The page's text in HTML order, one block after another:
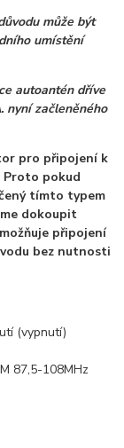
může být
umístění
autoantén dříve
nyní začleněného
pro připojení k
Proto pokud
tímto typem
dokoupit
připojení
bez nutnosti
(vypnutí)
87,5-108MHz